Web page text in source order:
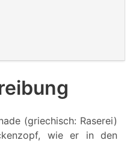
(griechisch: Raserei)
wie er in den